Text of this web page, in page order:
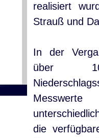
realisiert
Strauß und
In der
über
die